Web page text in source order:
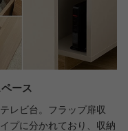
ース
レビ台。フラップ扉収
プに分かれており、収納